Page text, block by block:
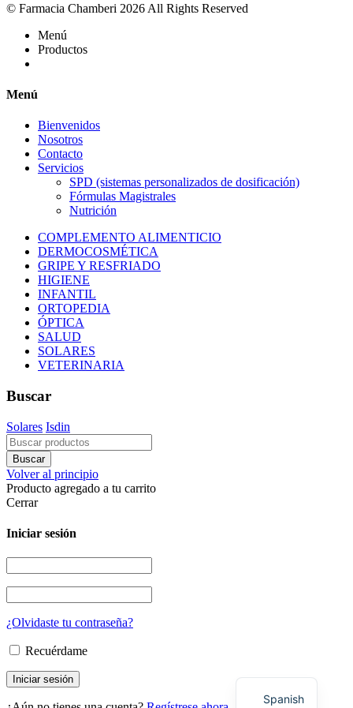
© Farmacia Chamberi 2026 All Rights Reserved
Menú
Productos
Menú
Bienvenidos
Nosotros
Contacto
Servicios
SPD (sistemas personalizados de dosificación)
Fórmulas Magistrales
Nutrición
COMPLEMENTO ALIMENTICIO
DERMOCOSMÉTICA
GRIPE Y RESFRIADO
HIGIENE
INFANTIL
ORTOPEDIA
ÓPTICA
SALUD
SOLARES
VETERINARIA
Buscar
Solares Isdin
Volver al principio
Producto agregado a tu carrito
Cerrar
Iniciar sesión
¿Olvidaste tu contraseña?
Recuérdame
Spanish